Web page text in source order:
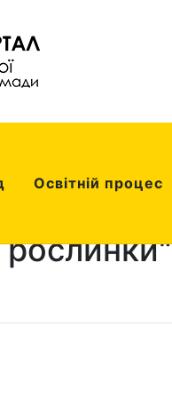
Освітній процес
рослинки"